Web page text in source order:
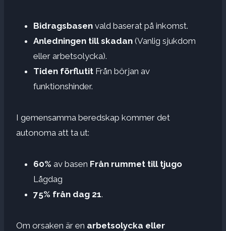
Bidragsbasen vald baserat på inkomst.
Anledningen till skadan (Vanlig sjukdom
eller arbetsolycka).
Tiden förflutit Från början av
funktionshinder.
I gemensamma beredskap kommer det
autonoma att ta ut:
60% av basen Från rummet till tjugo
Lågdag
75% från dag 21.
Om orsaken är en arbetsolycka eller